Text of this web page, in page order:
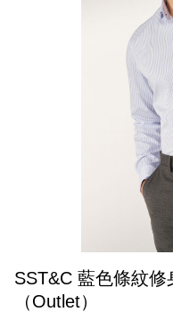
SST&C 藍色條紋
（Outlet）